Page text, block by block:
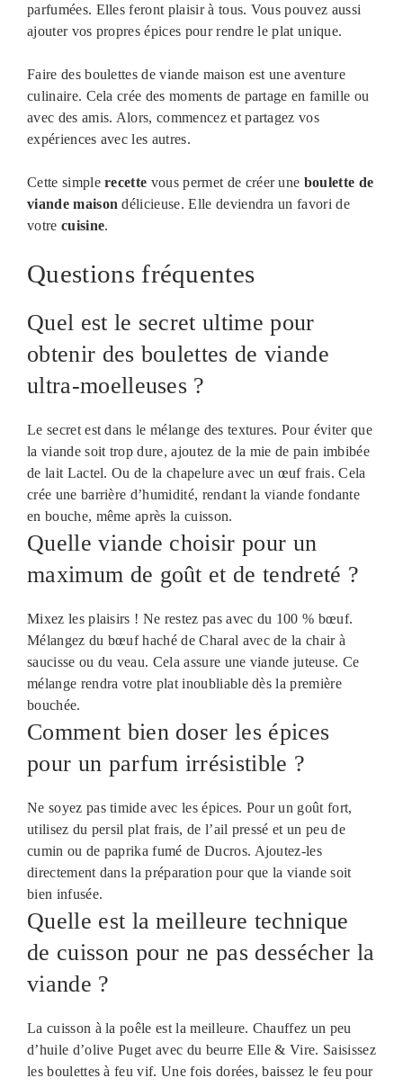
parfumées. Elles feront plaisir à tous. Vous pouvez aussi
ajouter vos propres épices pour rendre le plat unique.
Faire des boulettes de viande maison est une aventure
culinaire. Cela crée des moments de partage en famille ou
avec des amis. Alors, commencez et partagez vos
expériences avec les autres.
Cette simplerecette vous permet de créer une boulette de
viande maison délicieuse. Elle deviendra un favori de
votre cuisine.
Questions fréquentes
Quel est le secret ultime pour
obtenir des boulettes de viande
ultra-moelleuses ?
Le secret est dans le mélange des textures. Pour éviter que
la viande soit trop dure, ajoutez de la mie de pain imbibée
de lait Lactel. Ou de la chapelure avec un œuf frais. Cela
crée une barrière d’humidité, rendant la viande fondante
en bouche, même après la cuisson.
Quelle viande choisir pour un
maximum de goût et de tendreté ?
Mixez les plaisirs ! Ne restez pas avec du 100 % bœuf.
Mélangez du bœuf haché de Charal avec de la chair à
saucisse ou du veau. Cela assure une viande juteuse. Ce
mélange rendra votre plat inoubliable dès la première
bouchée.
Comment bien doser les épices
pour un parfum irrésistible ?
Ne soyez pas timide avec les épices. Pour un goût fort,
utilisez du persil plat frais, de l’ail pressé et un peu de
cumin ou de paprika fumé de Ducros. Ajoutez-les
directement dans la préparation pour que la viande soit
bien infusée.
Quelle est la meilleure technique
de cuisson pour ne pas dessécher la
viande ?
La cuisson à la poêle est la meilleure. Chauffez un peu
d’huile d’olive Puget avec du beurre Elle & Vire. Saisissez
les boulettes à feu vif. Une fois dorées, baissez le feu pour